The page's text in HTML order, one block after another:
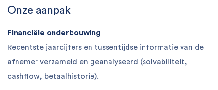
Onze aanpak
Financiële onderbouwing
Recentste jaarcijfers en tussentijdse informatie van de
afnemer verzameld en geanalyseerd (solvabiliteit,
cashflow, betaalhistorie).